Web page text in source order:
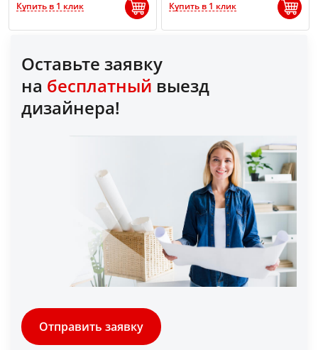
Купить в 1 клик Купить в 1 клик
Оставьте заявку
на бесплатный выезд
дизайнера!
Отправить заявку